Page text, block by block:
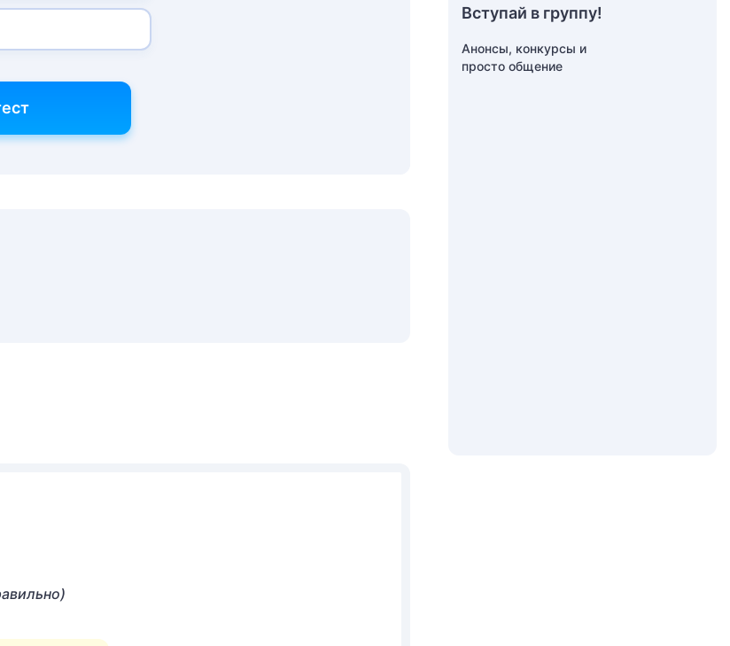
Вступай в группу!
Анонсы, конкурсы и
просто общение